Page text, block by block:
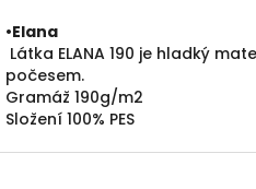
•Elana
Látka ELANA 190 je hladký
počesem.
Gramáž 190g/m2
Složení 100% PES
Z